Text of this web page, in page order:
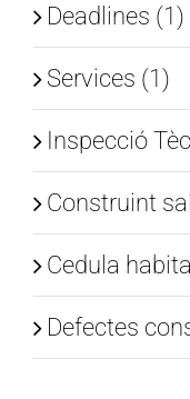
Deadlines (1)
Services (1)
Inspecció
Construint
Cedula
Defectes